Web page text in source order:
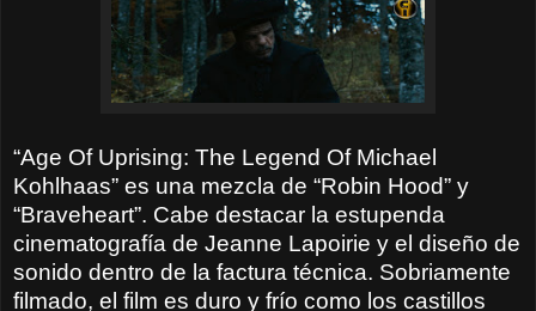
“Age Of Uprising: The Legend Of Michael
Kohlhaas” es una mezcla de “Robin Hood” y
“Braveheart”. Cabe destacar la estupenda
cinematografía de Jeanne Lapoirie y el diseño de
sonido dentro de la factura técnica. Sobriamente
filmado, el film es duro y frío como los castillos